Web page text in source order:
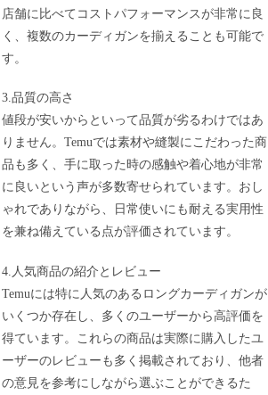
店舗に比べてコストパフォーマンスが非常に良
く、複数のカーディガンを揃えることも可能で
す。
3.品質の高さ
値段が安いからといって品質が劣るわけではあ
りません。Temuでは素材や縫製にこだわった商
品も多く、手に取った時の感触や着心地が非常
に良いという声が多数寄せられています。おし
ゃれでありながら、日常使いにも耐える実用性
を兼ね備えている点が評価されています。
4.人気商品の紹介とレビュー
Temuには特に人気のあるロングカーディガンが
いくつか存在し、多くのユーザーから高評価を
得ています。これらの商品は実際に購入したユ
ーザーのレビューも多く掲載されており、他者
の意見を参考にしながら選ぶことができるた